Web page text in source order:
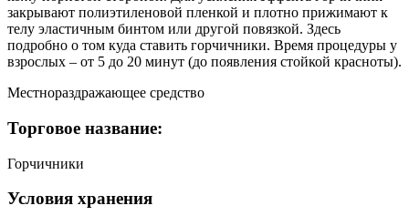
закрывают полиэтиленовой пленкой и плотно прижимают к
телу эластичным бинтом или другой повязкой. Здесь
подробно о том куда ставить горчичники. Время процедуры у
взрослых – от 5 до 20 минут (до появления стойкой красноты).
Местнораздражающее средство
Торговое название:
Горчичники
Условия хранения